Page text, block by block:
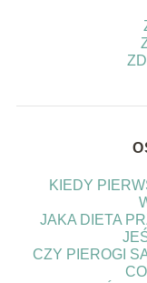
KIEDY
JAKA DIETA
CZY PIEROGI